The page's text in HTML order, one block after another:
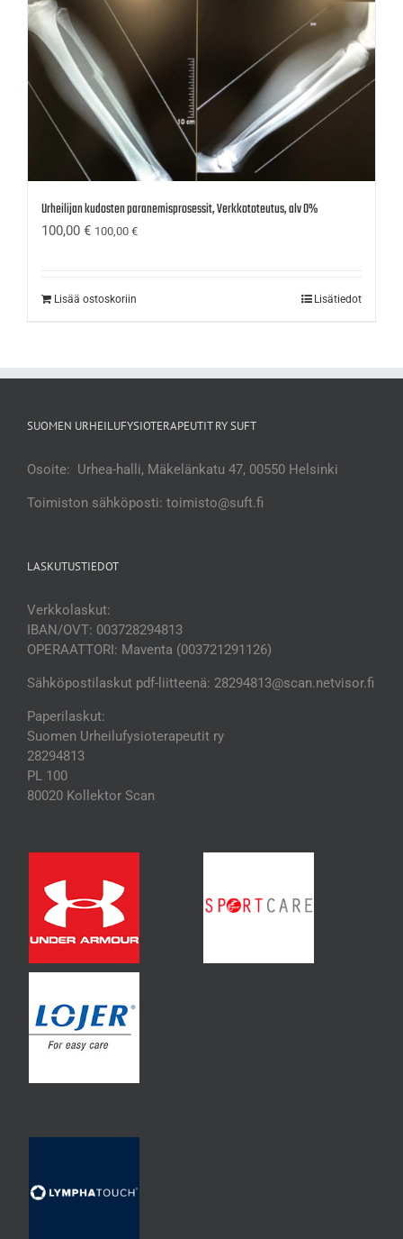
Urheilijan kudosten paranemisprosessit, Verkkototeutus, alv 0%
100,00 € 100,00 €
Lisää ostoskoriin Lisätiedot
SUOMEN URHEILUFYSIOTERAPEUTIT RY SUFT
Osoite: Urhea-halli, Mäkelänkatu 47, 00550 Helsinki
Toimiston sähköposti: toimisto@suft.fi
LASKUTUSTIEDOT
Verkkolaskut:
IBAN/OVT: 003728294813
OPERAATTORI: Maventa (003721291126)
Sähköpostilaskut pdf-liitteenä: 28294813@scan.netvisor.fi
Paperilaskut:
Suomen Urheilufysioterapeutit ry
28294813
PL 100
80020 Kollektor Scan